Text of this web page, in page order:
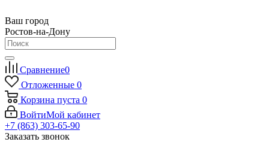
Ваш город
Ростов-на-Дону
Сравнение0
Отложенные 0
Корзина пуста 0
ВойтиМой кабинет
+7 (863) 303-65-90
Заказать звонок